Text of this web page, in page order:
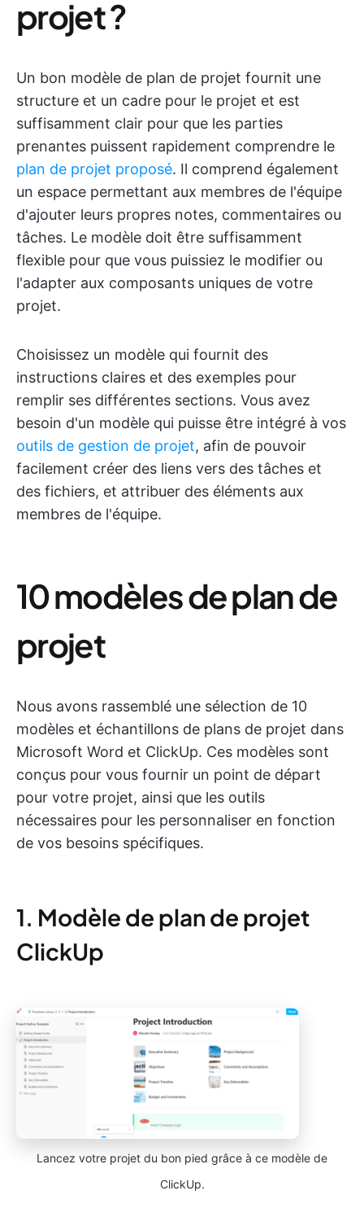
projet ?
Un bon modèle de plan de projet fournit une
structure et un cadre pour le projet et est
suffisamment clair pour que les parties
prenantes puissent rapidement comprendre le
plan de projet proposé. Il comprend également
un espace permettant aux membres de l'équipe
d'ajouter leurs propres notes, commentaires ou
tâches. Le modèle doit être suffisamment
flexible pour que vous puissiez le modifier ou
l'adapter aux composants uniques de votre
projet.
Choisissez un modèle qui fournit des
instructions claires et des exemples pour
remplir ses différentes sections. Vous avez
besoin d'un modèle qui puisse être intégré à vos
outils de gestion de projet, afin de pouvoir
facilement créer des liens vers des tâches et
des fichiers, et attribuer des éléments aux
membres de l'équipe.
10 modèles de plan de
projet
Nous avons rassemblé une sélection de 10
modèles et échantillons de plans de projet dans
Microsoft Word et ClickUp. Ces modèles sont
conçus pour vous fournir un point de départ
pour votre projet, ainsi que les outils
nécessaires pour les personnaliser en fonction
de vos besoins spécifiques.
1. Modèle de plan de projet
ClickUp
Lancez votre projet du bon pied grâce à ce modèle de
ClickUp.